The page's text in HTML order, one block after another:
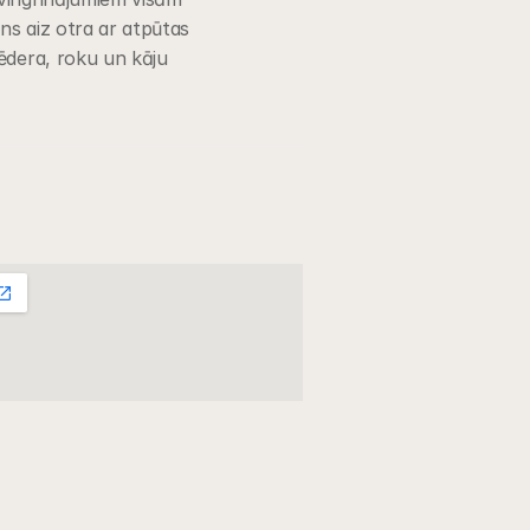
aiz otra ar atpūtas
roku un kāju